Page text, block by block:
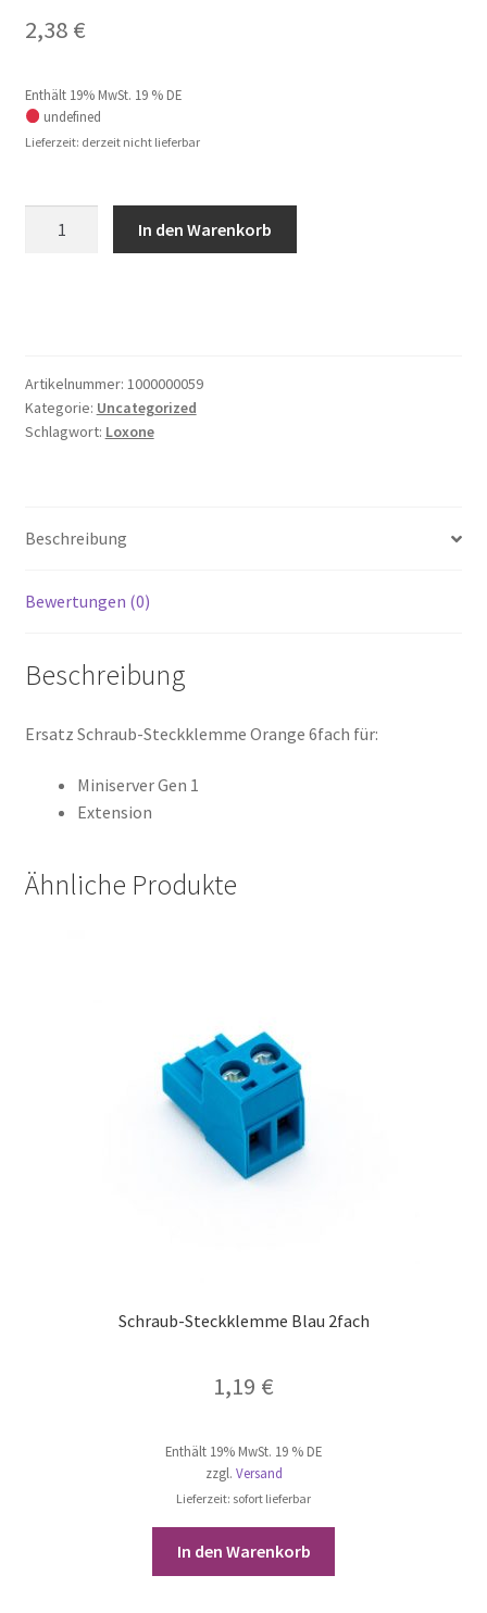
2,38 €
Enthält 19% MwSt. 19 % DE
undefined
Lieferzeit: derzeit nicht lieferbar
In den Warenkorb
Artikelnummer: 1000000059
Kategorie: Uncategorized
Schlagwort: Loxone
Beschreibung
Bewertungen (0)
Beschreibung
Ersatz Schraub-Steckklemme Orange 6fach für:
Miniserver Gen 1
Extension
Ähnliche Produkte
Schraub-Steckklemme Blau 2fach
1,19 €
Enthält 19% MwSt. 19 % DE
zzgl. Versand
Lieferzeit: sofort lieferbar
In den Warenkorb